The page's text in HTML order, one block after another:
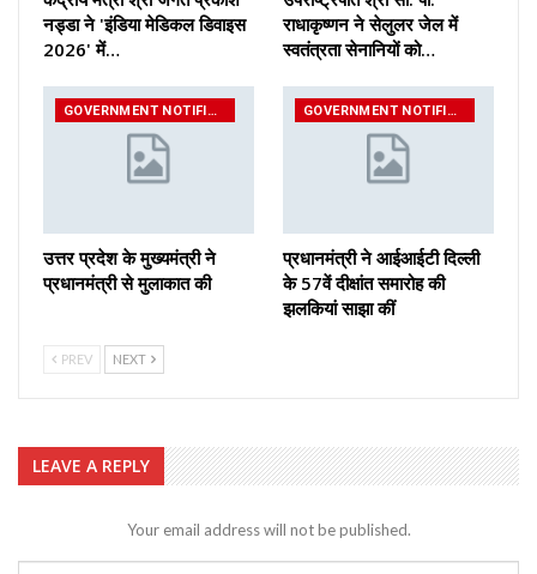
नड्डा ने 'इंडिया मेडिकल डिवाइस
2026' में…
राधाकृष्णन ने सेलुलर जेल में
स्वतंत्रता सेनानियों को…
GOVERNMENT NOTIFICATIONS
उत्तर प्रदेश के मुख्यमंत्री ने
प्रधानमंत्री से मुलाकात की
GOVERNMENT NOTIFICATIONS
प्रधानमंत्री ने आईआईटी दिल्ली
के 57वें दीक्षांत समारोह की
झलकियां साझा कीं
PREV NEXT
LEAVE A REPLY
Your email address will not be published.